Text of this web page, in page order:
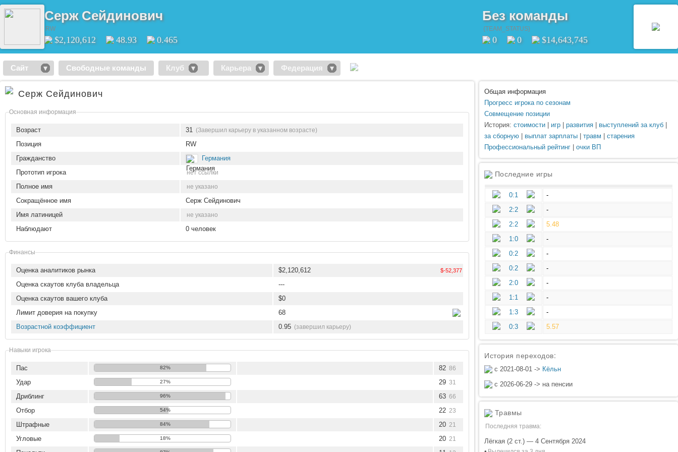
Серж Сейдинович
RW
$2,120,612 48.93 0.465
Без команды
{TEAM_STATUS}
0 0 $14,643,745
Сайт Свободные команды Клуб Карьера Федерация
Серж Сейдинович
Основная информация
Возраст 31 (Завершил карьеру в указанном возрасте)
Позиция
RW
Гражданство
Германия
Прототип игрока
нет ссылки
Полное имя не указано
Сокращённое имя
Серж Сейдинович
Имя латиницей
не указано
Наблюдают 0 человек
Финансы
Оценка аналитиков рынка $2,120,612 $-52,377
Оценка скаутов клуба владельца
---
Оценка скаутов вашего клуба
$0
Лимит доверия на покупку
68
Возрастной коэффициент
0.95 (завершил карьеру)
Навыки игрока
Пас 82% 82 86
Удар 27% 29 31
Дриблинг 96% 63 66
Отбор 54% 22 23
Штрафные 84% 20 21
Угловые 18% 20 21
Общая информация
Прогресс игрока по сезонам
Совмещение позиции
История: стоимости игр развития выступлений за клуб
за сборную
выплат зарплаты травм
старения
Профессиональный рейтинг
очки ВП
Последние игры
0:1
-
2:2
-
2:2
5.48
1:0
-
0:2
-
0:2
-
2:0
-
1:1
-
1:3
-
0:3
5.57
История переходов:
с 2021-08-01 -> Кёльн
с 2026-06-29 -> на пенсии
Травмы
Последняя травма:
Лёгкая (2 ст.) — 4 Сентября 2024